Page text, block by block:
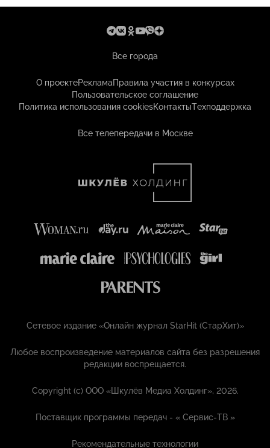
Все города
О проектеРекламаПравила участия в конкурсах
Пользовательское соглашение
Политика использования cookiesКонтактыТехподдержка
Все телепередачи в Москве
Сетевое издание «Онлайн журнал StarHit (СтарХит)»
Любое воспроизведение материалов сайта без разрешения
редакции воспрещается.
Copyright (с) ООО «Шкулёв Медиа Холдинг», 2026.
Поставщик программы передач - «Сервис-ТВ »
Рекомендательные технологии